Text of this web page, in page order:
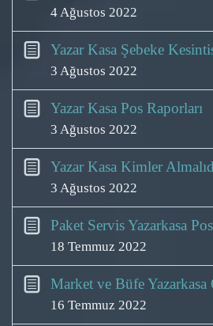
4 Ağustos 2022
Yazar Kasa Şebeke
3 Ağustos 2022
Yazar Kasa Pos Raporları
3 Ağustos 2022
Yazar Kasa Kimler
3 Ağustos 2022
Paket Servis Yazarkasa
18 Temmuz 2022
Market ve Büfe Yazarkasa
16 Temmuz 2022